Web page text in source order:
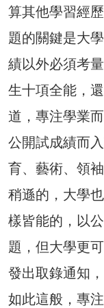
算其他學習經
題的關鍵是大
績以外必須考
生十項全能，
道，專注學業
公開試成績而
育、藝術、領
稍遜的，大學
樣皆能的，以
題，但大學更
發出取錄通知
如此這般，專